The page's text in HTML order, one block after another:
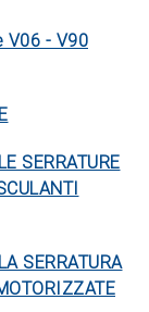
V06 - V90
SERRATURE
SERRATURA